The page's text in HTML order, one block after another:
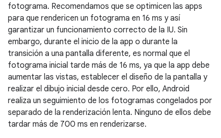
fotograma. Recomendamos que se optimicen las apps
para que rendericen un fotograma en 16 ms y así
garantizar un funcionamiento correcto de la IU. Sin
embargo, durante el inicio de la app o durante la
transición a una pantalla diferente, es normal que el
fotograma inicial tarde más de 16 ms, ya que la app debe
aumentar las vistas, establecer el diseño de la pantalla y
realizar el dibujo inicial desde cero. Por ello, Android
realiza un seguimiento de los fotogramas congelados por
separado de la renderización lenta. Ninguno de ellos debe
tardar más de 700 ms en renderizarse.